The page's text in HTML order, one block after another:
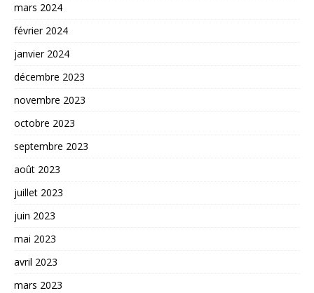
mars 2024
février 2024
janvier 2024
décembre 2023
novembre 2023
octobre 2023
septembre 2023
août 2023
juillet 2023
juin 2023
mai 2023
avril 2023
mars 2023